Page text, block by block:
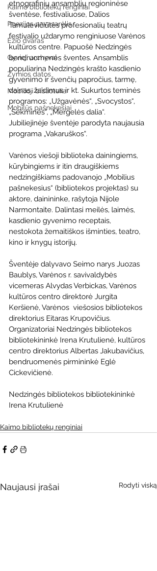
Kaimo bibliotekų renginiai
Poezijos pavasarėlis
Ežio dvaras
Gyvieji archyvai
Žymios datos
Mobilioji biblioteka
Mobilūs pašnekesiai
etnografinių ansamblių regioninėse
šventėse, festivaliuose, Dalios
Tamulevičiūtės profesionalių teatrų
festivalio uždarymo renginiuose Varėnos
kultūros centre. Papuošė Nedzingės
bendruomenės šventes. Ansamblis
populiarina Nedzingės krašto kasdienio
gyvenimo ir švenčių papročius, tarmę,
dainas, žaidimus ir kt. Sukurtos teminės
programos: „Užgavėnės“, „Svocystos“,
„Sekminės“, „Mergelės dalia“.
Jubiliejinėje šventėje parodyta naujausia
programa „Vakaruškos“.
Varėnos viešoji biblioteka dainingiems,
kūrybingiems ir itin draugiškiems
nedzingiškiams padovanojo „Mobilius
pašnekesius“ (bibliotekos projektas) su
aktore, dainininke, rašytoja Nijole
Narmontaite. Dalintasi meilės, laimės,
kasdienio gyvenimo receptais,
nestokota žemaitiškos išminties, teatro,
kino ir knygų istorijų.
Šventėje dalyvavo Seimo narys Juozas
Baublys, Varėnos r. savivaldybės
vicemeras Alvydas Verbickas, Varėnos
kultūros centro direktorė Jurgita
Keršienė, Varėnos  viešosios bibliotekos
direktorius Eitaras Krupovičius.
Organizatoriai Nedzingės bibliotekos
bibliotekininkė Irena Krutulienė, kultūros
centro direktorius Albertas Jakubavičius,
bendruomenės pirmininkė Eglė
Cickevičienė.
Nedzingės bibliotekos bibliotekininkė
Irena Krutulienė
Kaimo bibliotekų renginiai
Naujausi įrašai Rodyti viską